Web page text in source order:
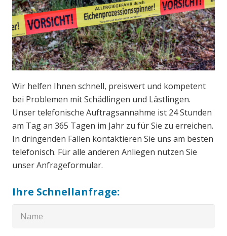
Wir helfen Ihnen schnell, preiswert und kompetent
bei Problemen mit Schädlingen und Lästlingen.
Unser telefonische Auftragsannahme ist 24 Stunden
am Tag an 365 Tagen im Jahr zu für Sie zu erreichen.
In dringenden Fällen kontaktieren Sie uns am besten
telefonisch. Für alle anderen Anliegen nutzen Sie
unser Anfrageformular.
Ihre Schnellanfrage: